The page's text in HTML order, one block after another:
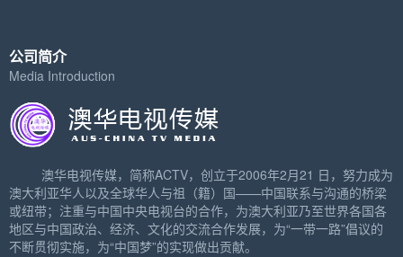
公司简介
Media Introduction
澳华电视传媒，简称ACTV，创立于2006年2月21 日，努力成为
澳大利亚华人以及全球华人与祖（籍）国——中国联系与沟通的桥梁
或纽带；注重与中国中央电视台的合作，为澳大利亚乃至世界各国各
地区与中国政治、经济、文化的交流合作发展，为“一带一路”倡议的
不断贯彻实施，为“中国梦”的实现做出贡献。